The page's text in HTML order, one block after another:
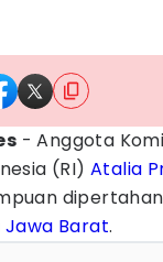
- Anggota
(RI) Atalia
Jawa Barat.